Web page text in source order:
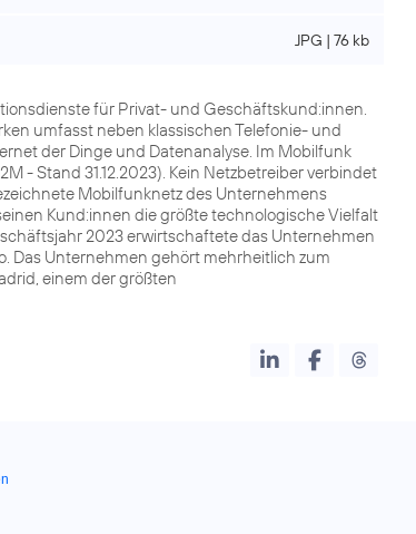
JPG | 76 kb
für Privat- und Geschäftskund:innen.
umfasst neben klassischen Telefonie- und
der Dinge und Datenanalyse. Im Mobilfunk
- Stand 31.12.2023). Kein Netzbetreiber verbindet
Mobilfunknetz des Unternehmens
Kund:innen die größte technologische Vielfalt
2023 erwirtschaftete das Unternehmen
Das Unternehmen gehört mehrheitlich zum
einem der größten